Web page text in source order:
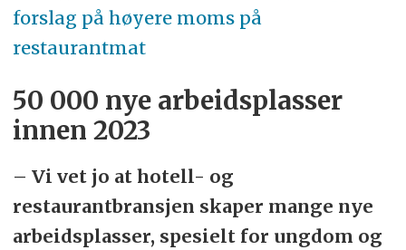
forslag på høyere moms på
restaurantmat
50 000 nye arbeidsplasser
innen 2023
– Vi vet jo at hotell- og
restaurantbransjen skaper mange nye
arbeidsplasser, spesielt for ungdom og